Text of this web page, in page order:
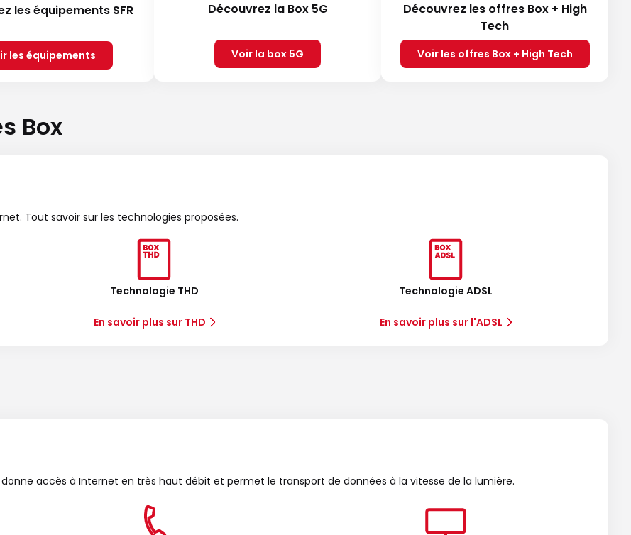
les équipements SFR
les équipements
Découvrez la Box 5G
Voir la box 5G
Découvrez les offres Box + High
Tech
Voir les offres Box + High Tech
Box
Tout savoir sur les technologies proposées.
Technologie THD
En savoir plus sur THD
Technologie ADSL
En savoir plus sur l'ADSL
accès à Internet en très haut débit et permet le transport de données à la vitesse de la lumière.